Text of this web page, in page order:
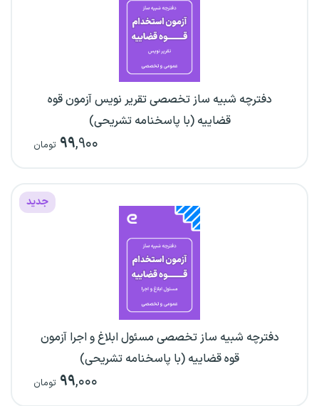
دفترچه شبیه ساز تخصصی تقریر نویس آزمون قوه
قضاییه (با پاسخنامه تشریحی)
۹۹,۹۰۰ تومان
جدید
دفترچه شبیه ساز تخصصی مسئول ابلاغ و اجرا آزمون
قوه قضاییه (با پاسخنامه تشریحی)
۹۹,۰۰۰ تومان